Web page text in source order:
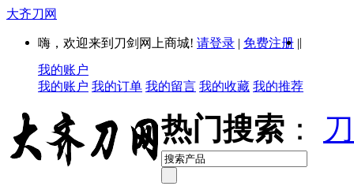
大齐刀网
嗨，欢迎来到刀剑网上商城! 请登录 | 免费注册 ||
我的账户
我的账户 我的订单 我的留言 我的收藏 我的推荐
热门搜索 ：